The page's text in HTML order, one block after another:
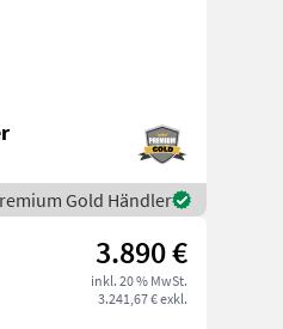
Gold Händler
3.890 €
inkl. 20 % MwSt.
3.241,67 € exkl.